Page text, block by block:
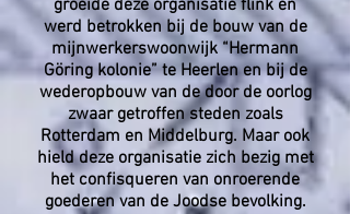
groeide deze organisatie flink en
werd betrokken bij de bouw van de
mijnwerkerswoonwijk “Hermann
Göring kolonie” te Heerlen en bij de
wederopbouw van de door de oorlog
zwaar getroffen steden zoals
Rotterdam en Middelburg. Maar ook
hield deze organisatie zich bezig met
het confisqueren van onroerende
goederen van de Joodse bevolking.